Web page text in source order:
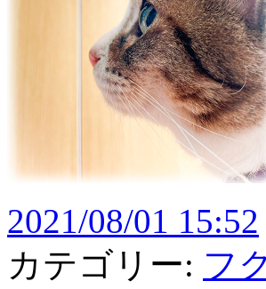
2021/08/01 15:52
カテゴリー: フ